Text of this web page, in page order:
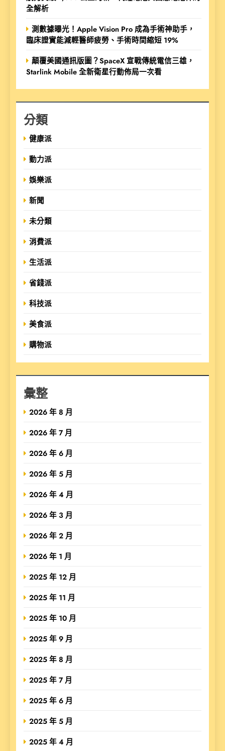
全解析
測數據曝光！Apple Vision Pro 成為手術神助手，
臨床證實能減輕醫師疲勞、手術時間縮短 19%
顛覆美國通訊版圖？SpaceX 宣戰傳統電信三雄，
Starlink Mobile 全新衛星行動佈局一次看
分類
健康派
動力派
娛樂派
新聞
未分類
消費派
生活派
省錢派
科技派
美食派
購物派
彙整
2026 年 8 月
2026 年 7 月
2026 年 6 月
2026 年 5 月
2026 年 4 月
2026 年 3 月
2026 年 2 月
2026 年 1 月
2025 年 12 月
2025 年 11 月
2025 年 10 月
2025 年 9 月
2025 年 8 月
2025 年 7 月
2025 年 6 月
2025 年 5 月
2025 年 4 月